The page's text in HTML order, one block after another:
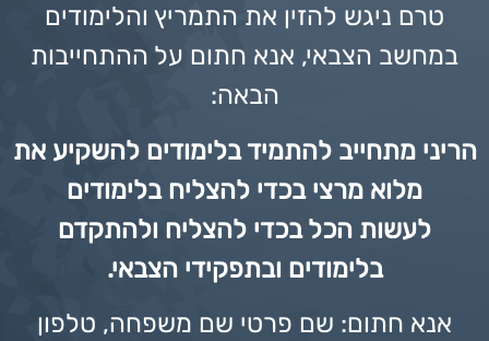
טרם ניגש להזין את התמריץ והלימודים
במחשב הצבאי, אנא חתום על ההתחייבות
הבאה:
הריני מתחייב להתמיד בלימודים להשקיע את
מלוא מרצי בכדי להצליח בלימודים
לעשות הכל בכדי להצליח ולהתקדם
בלימודים ובתפקידי הצבאי.
אנא חתום: שם פרטי שם משפחה, טלפון